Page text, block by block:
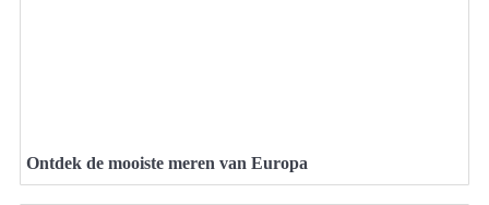
Ontdek de mooiste meren van Europa